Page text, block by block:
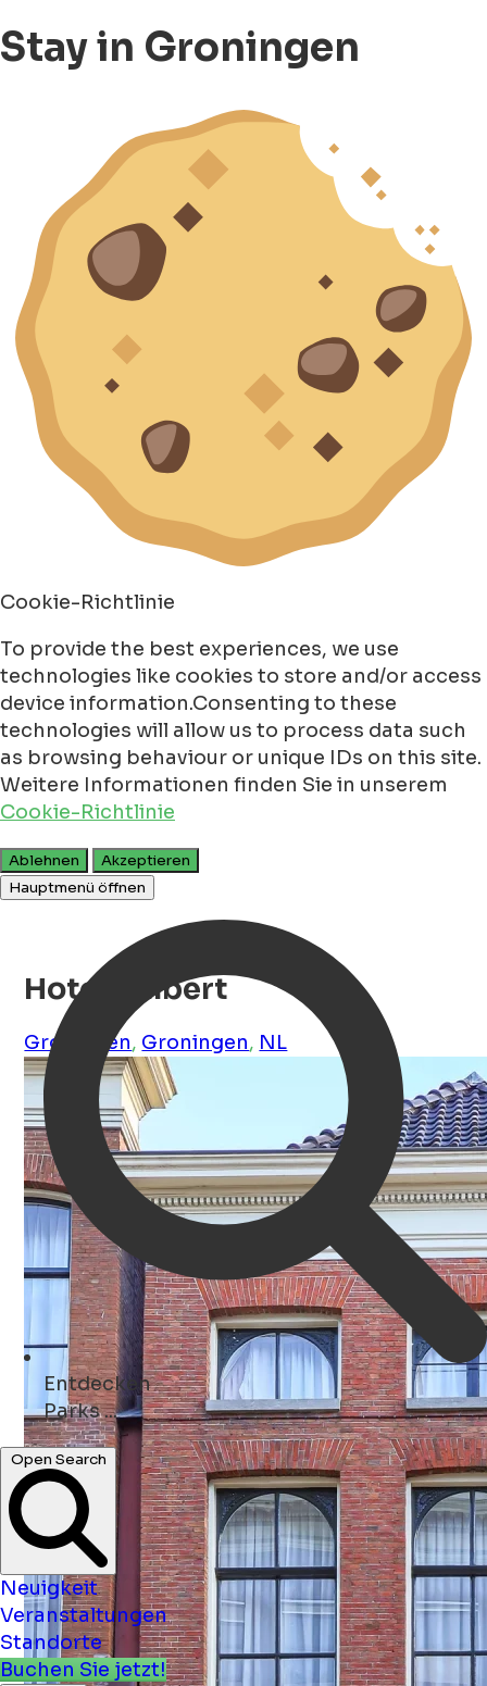
Stay in Groningen
Cookie-Richtlinie
To provide the best experiences, we use
technologies like cookies to store and/or access
device information.Consenting to these
technologies will allow us to process data such
as browsing behaviour or unique IDs on this site.
Weitere Informationen finden Sie in unserem
Cookie-Richtlinie
Ablehnen
Akzeptieren
Hauptmenü öffnen
Entdecken
Geschäfte ...
Open Search
Neuigkeit
Veranstaltungen
Standorte
Buchen Sie jetzt!
Hotel Halbert
Groningen, Groningen, NL